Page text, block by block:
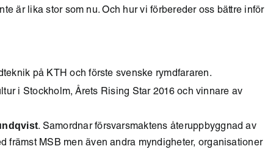
är lika stor som nu. Och hur vi förbereder oss bättre inför
på KTH och förste svenske rymdfararen.
i Stockholm, Årets Rising Star 2016 och vinnare av
. Samordnar försvarsmaktens återuppbyggnad av
främst MSB men även andra myndigheter, organisationer